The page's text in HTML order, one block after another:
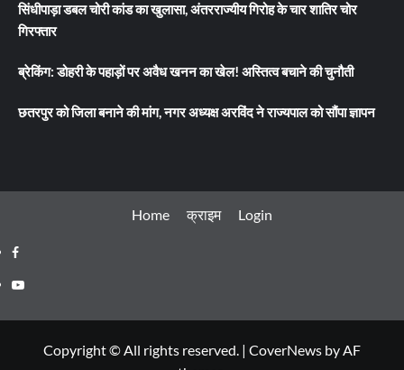
सिंधीपाड़ा डबल चोरी कांड का खुलासा, अंतरराज्यीय गिरोह के चार शातिर चोर
गिरफ्तार
ब्रेकिंग: डोहरी के पहाड़ों पर अवैध खनन का खेल! अस्तित्व बचाने की चुनौती
छतरपुर को जिला बनाने की मांग, नगर अध्यक्ष अरविंद ने राज्यपाल को सौंपा ज्ञापन
Home क्राइम Login
Facebook
Youtube
Copyright © All rights reserved. | CoverNews by AF